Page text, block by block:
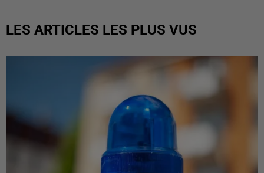
LES ARTICLES LES PLUS VUS